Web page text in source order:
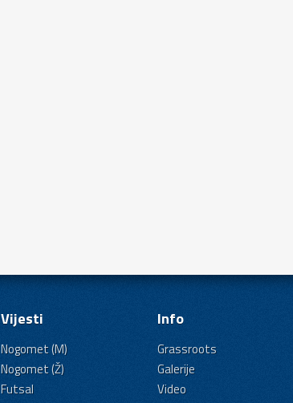
Vijesti
Nogomet (M)
Nogomet (Ž)
Futsal
Info
Grassroots
Galerije
Video